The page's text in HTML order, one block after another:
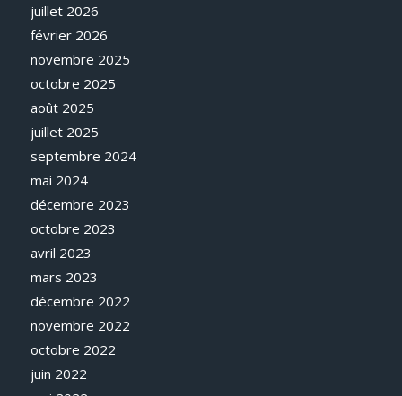
juillet 2026
février 2026
novembre 2025
octobre 2025
août 2025
juillet 2025
septembre 2024
mai 2024
décembre 2023
octobre 2023
avril 2023
mars 2023
décembre 2022
novembre 2022
octobre 2022
juin 2022